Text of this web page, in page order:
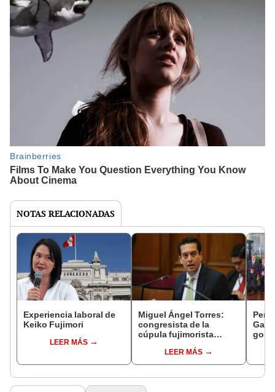
NOTAS RELACIONADAS
Experiencia laboral de
Keiko Fujimori
LEER MÁS
Miguel Ángel Torres:
congresista de la
cúpula fujimorista
del SenadoLEER MÁS